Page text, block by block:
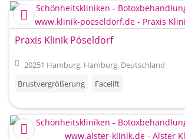
Praxis Klinik Pöseldorf
20251 Hamburg, Hamburg, Deutschland
Brustvergrößerung
Facelift